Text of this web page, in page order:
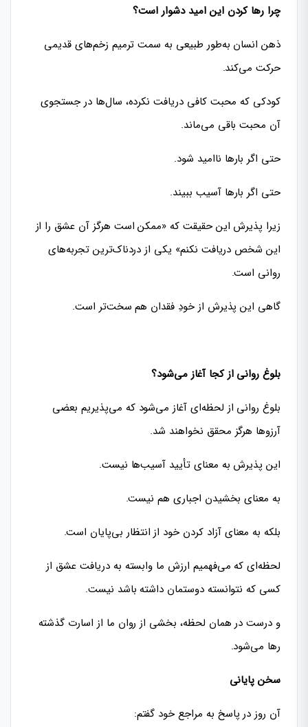
چرا رها کردن این امید دشوار است؟
ذهن انسان به‌طور طبیعی به سمت ترمیم زخم‌های قدیمی
حرکت می‌کند.
کودکی که محبت کافی دریافت نکرده، سال‌ها در جستجوی
آن محبت باقی می‌ماند.
حتی اگر بارها ناامید شود.
حتی اگر بارها آسیب ببیند.
زیرا پذیرش این حقیقت که «ممکن است هرگز آن عشق را از
این شخص دریافت نکنم» یکی از دردناک‌ترین تجربه‌های
روانی است.
گاهی این پذیرش از خودِ فقدان هم سخت‌تر است.
بلوغ روانی از کجا آغاز می‌شود؟
بلوغ روانی از لحظه‌ای آغاز می‌شود که می‌پذیریم بعضی
آرزوها هرگز محقق نخواهند شد.
این پذیرش به معنای تأیید آسیب‌ها نیست.
به معنای بخشیدن اجباری هم نیست.
بلکه به معنای آزاد کردن خود از انتظار بی‌پایان است.
لحظه‌ای که می‌فهمیم ارزش ما وابسته به دریافت عشق از
کسی که نتوانسته دوستمان داشته باشد نیست.
و درست در همان لحظه، بخشی از روان ما از اسارت گذشته
رها می‌شود.
سخن پایانی
آن روز در پاسخ به مراجع خود گفتم: